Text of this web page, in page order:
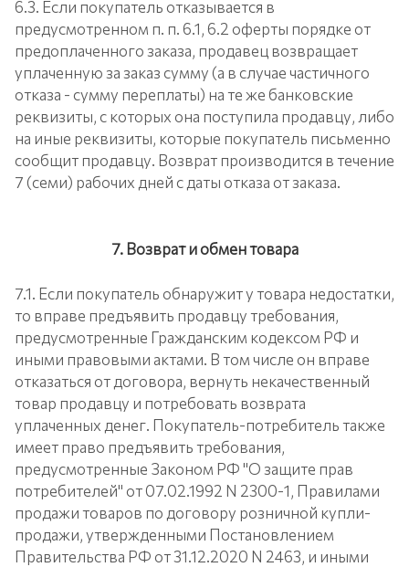
6.3. Если покупатель отказывается в
предусмотренном п. п. 6.1, 6.2 оферты порядке от
предоплаченного заказа, продавец возвращает
уплаченную за заказ сумму (а в случае частичного
отказа - сумму переплаты) на те же банковские
реквизиты, с которых она поступила продавцу, либо
на иные реквизиты, которые покупатель письменно
сообщит продавцу. Возврат производится в течение
7 (семи) рабочих дней с даты отказа от заказа.
7. Возврат и обмен товара
7.1. Если покупатель обнаружит у товара недостатки,
то вправе предъявить продавцу требования,
предусмотренные Гражданским кодексом РФ и
иными правовыми актами. В том числе он вправе
отказаться от договора, вернуть некачественный
товар продавцу и потребовать возврата
уплаченных денег. Покупатель-потребитель также
имеет право предъявить требования,
предусмотренные Законом РФ "О защите прав
потребителей" от 07.02.1992 N 2300-1, Правилами
продажи товаров по договору розничной купли-
продажи, утвержденными Постановлением
Правительства РФ от 31.12.2020 N 2463, и иными